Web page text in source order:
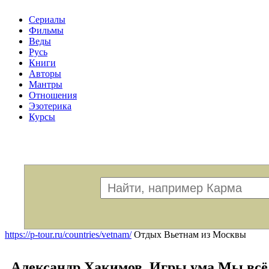
Сериалы
Фильмы
Веды
Русь
Книги
Авторы
Мантры
Отношения
Эзотерика
Курсы
https://p-tour.ru/countries/vetnam/Отдых Вьетнам из Москвы